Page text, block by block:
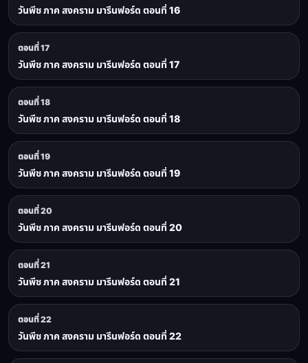
วันพีช ภาค สงคราม มารีนฟอร์ด ตอนที่ 16
ตอนที่ 17
วันพีช ภาค สงคราม มารีนฟอร์ด ตอนที่ 17
ตอนที่ 18
วันพีช ภาค สงคราม มารีนฟอร์ด ตอนที่ 18
ตอนที่ 19
วันพีช ภาค สงคราม มารีนฟอร์ด ตอนที่ 19
ตอนที่ 20
วันพีช ภาค สงคราม มารีนฟอร์ด ตอนที่ 20
ตอนที่ 21
วันพีช ภาค สงคราม มารีนฟอร์ด ตอนที่ 21
ตอนที่ 22
วันพีช ภาค สงคราม มารีนฟอร์ด ตอนที่ 22